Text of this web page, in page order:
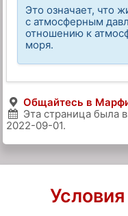
Это означает, что
с атмосферным
отношению к
моря.
Общайтесь в
Эта страница была
2022-09-01.